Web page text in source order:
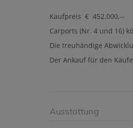
Kaufpreis € 452.000,--
Carports (Nr. 4 und 16)
Die treuhändige
Der Ankauf für den
Ausstattung